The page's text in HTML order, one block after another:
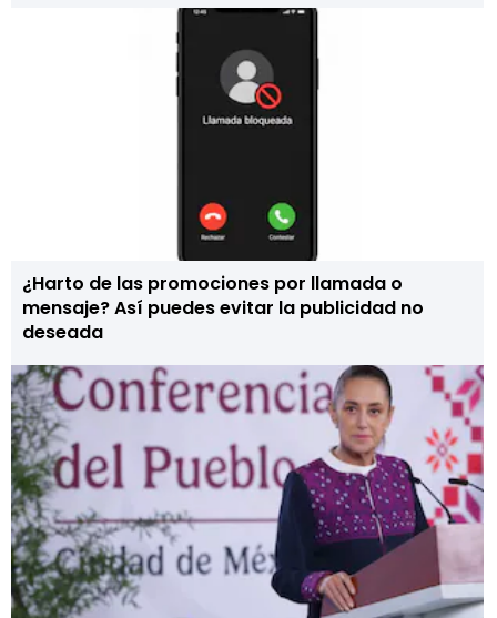
¿Harto de las promociones por llamada o
mensaje? Así puedes evitar la publicidad no
deseada